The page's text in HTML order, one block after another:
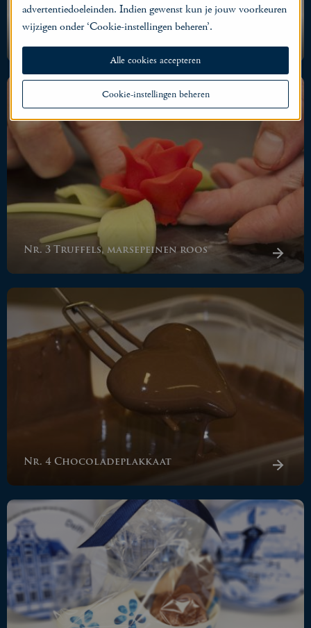
Nr. 2 Kort en smaakvol
Nr. 3 Truffels, marsepeinen roos
Nr. 4 Chocoladeplakkaat
advertentiedoeleinden. Indien gewenst kun je jouw voorkeuren
wijzigen onder ‘Cookie-instellingen beheren’.
Alle cookies accepteren
Cookie-instellingen beheren